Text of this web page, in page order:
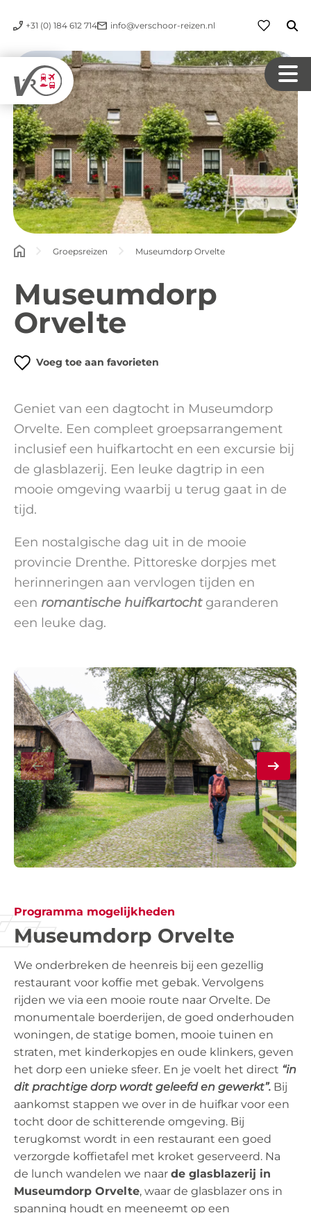
+31 (0) 184 612 714 info@verschoor-reizen.nl
Groepsreizen Museumdorp Orvelte
Museumdorp
Orvelte
Voeg toe aan favorieten
Geniet van een dagtocht in Museumdorp
Orvelte. Een compleet groepsarrangement
inclusief een huifkartocht en een excursie bij
de glasblazerij. Een leuke dagtrip in een
mooie omgeving waarbij u terug gaat in de
tijd.
Een nostalgische dag uit in de mooie
provincie Drenthe. Pittoreske dorpjes met
herinneringen aan vervlogen tijden en
een romantische huifkartocht garanderen
een leuke dag.
Programma mogelijkheden
Museumdorp Orvelte
We onderbreken de heenreis bij een gezellig
restaurant voor koffie met gebak. Vervolgens
rijden we via een mooie route naar Orvelte. De
monumentale boerderijen, de goed onderhouden
woningen, de statige bomen, mooie tuinen en
straten, met kinderkopjes en oude klinkers, geven
het dorp een unieke sfeer. En je voelt het direct “in
dit prachtige dorp wordt geleefd en gewerkt”. Bij
aankomst stappen we over in de huifkar voor een
tocht door de schitterende omgeving. Bij
terugkomst wordt in een restaurant een goed
verzorgde koffietafel met kroket geserveerd. Na
de lunch wandelen we naarde glasblazerij in
Museumdorp Orvelte, waar de glasblazer ons in
spanning houdt en meeneemt op een